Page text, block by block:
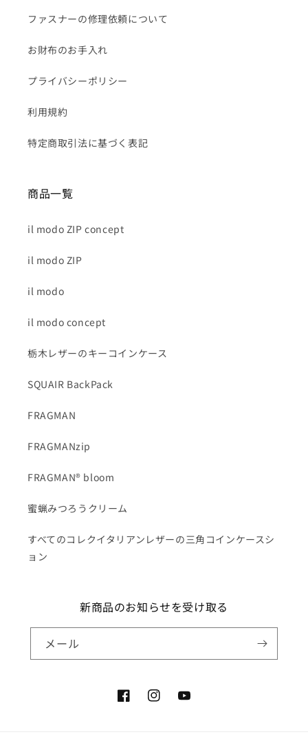
ファスナーの修理依頼について
お財布のお手入れ
プライバシーポリシー
利用規約
特定商取引法に基づく表記
商品一覧
il modo ZIP concept
il modo ZIP
il modo
il modo concept
栃木レザーのキーコインケース
SQUAIR BackPack
FRAGMAN
FRAGMANzip
FRAGMAN® bloom
蜜蝋みつろうクリーム
すべてのコレクイタリアンレザーの三角コインケースシ
ョン
新商品のお知らせを受け取る
メール
FacebookInstagramYouTube